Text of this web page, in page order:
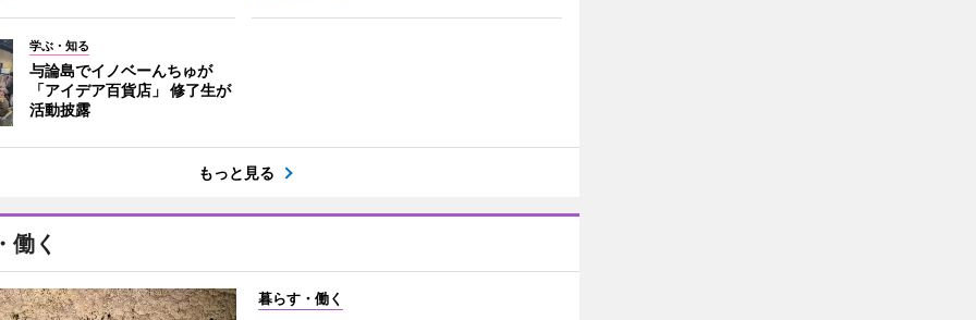
学ぶ・知る
与論島でイノベーんちゅが
「アイデア百貨店」 修了生が
活動披露
もっと見る
働く
暮らす・働く